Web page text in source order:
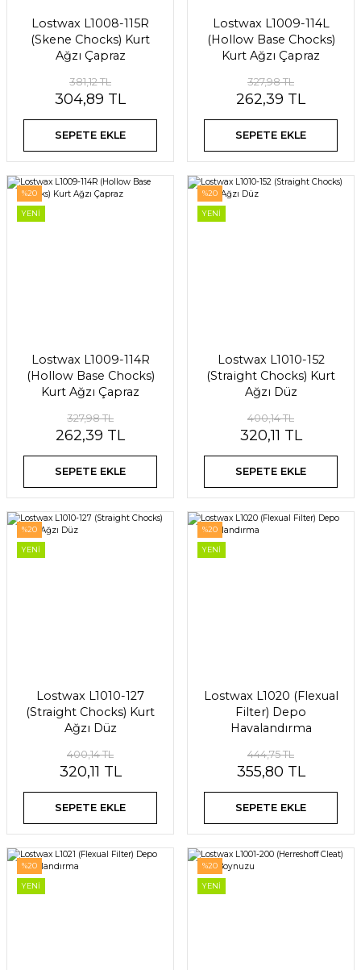
Lostwax L1008-115R
(Skene Chocks) Kurt
Ağzı Çapraz
381,12 TL
304,89 TL
SEPETE EKLE
Lostwax L1009-114L
(Hollow Base Chocks)
Kurt Ağzı Çapraz
327,98 TL
262,39 TL
SEPETE EKLE
%20
YENİ
Lostwax L1009-114R
(Hollow Base Chocks)
Kurt Ağzı Çapraz
327,98 TL
262,39 TL
SEPETE EKLE
%20
YENİ
Lostwax L1010-152
(Straight Chocks) Kurt
Ağzı Düz
400,14 TL
320,11 TL
SEPETE EKLE
%20
YENİ
Lostwax L1010-127
(Straight Chocks) Kurt
Ağzı Düz
400,14 TL
320,11 TL
SEPETE EKLE
%20
YENİ
Lostwax L1020 (Flexual
Filter) Depo
Havalandırma
444,75 TL
355,80 TL
SEPETE EKLE
%20
YENİ
%20
YENİ